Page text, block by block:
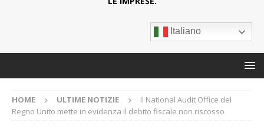
Italiano
HOME ULTIME NOTIZIE
Il National Audit Office del
Regno Unito mette in evidenza il debito fiscale non riscosso